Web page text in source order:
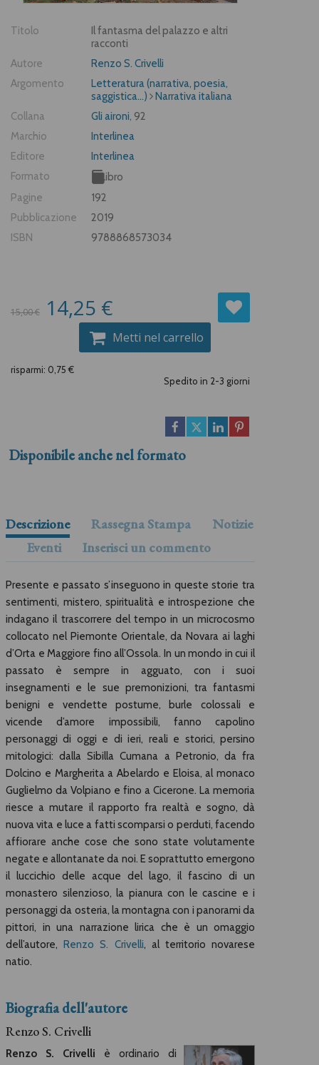
Titolo
Il fantasma del palazzo e altri
racconti
Autore
Renzo S. Crivelli
Argomento
Letteratura (narrativa, poesia,
saggistica...)
Narrativa italiana
Collana
Gli aironi, 92
Marchio
Interlinea
Editore
Interlinea
Formato
Libro
Pagine
192
Pubblicazione
2019
ISBN
9788868573034
15,00 € 14,25 €
Metti nel carrello
risparmi: 0,75 €
Spedito in 2-3 giorni
Disponibile anche nel formato
Descrizione Rassegna Stampa
Notizie
Eventi
Inserisci un commento
Presente e passato s’inseguono in queste storie tra
sentimenti, mistero, spiritualità e introspezione che
indagano il trascorrere del tempo in un microcosmo
collocato nel Piemonte Orientale, da Novara ai laghi
d’Orta e Maggiore fino all’Ossola. In un mondo in cui il
passato è sempre in agguato, con i suoi
insegnamenti e le sue premonizioni, tra fantasmi
benigni e vendette postume, burle colossali e
vicende d’amore impossibili, fanno capolino
personaggi di oggi e di ieri, reali e storici, persino
mitologici: dalla Sibilla Cumana a Petronio, da fra
Dolcino e Margherita a Abelardo e Eloisa, al monaco
Guglielmo da Volpiano e fino a Cicerone. La memoria
riesce a mutare il rapporto fra realtà e sogno, dà
nuova vita e luce a fatti scomparsi o perduti, facendo
affiorare anche cose che sono state volutamente
negate e allontanate da noi. E soprattutto emergono
il luccichio delle acque del lago, il fascino di un
monastero silenzioso, la pianura con le cascine e i
personaggi da osteria, la montagna con i panorami da
pittori, in una narrazione lirica che è un omaggio
dell’autore,Renzo S. Crivelli, al territorio novarese
natio.
Biografia dell'autore
Renzo S. Crivelli
Renzo S. Crivelli è ordinario di